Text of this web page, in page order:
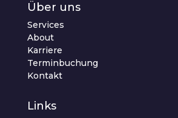
Über uns
Services
About
Karriere
Terminbuchung
Kontakt
Links